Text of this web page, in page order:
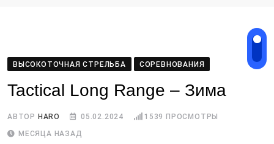
ВЫСОКОТОЧНАЯ СТРЕЛЬБА СОРЕВНОВАНИЯ
Tactical Long Range – Зима
АВТОР HARO 05.02.2024 1539 ПРОСМОТРЫ
МЕСЯЦА НАЗАД